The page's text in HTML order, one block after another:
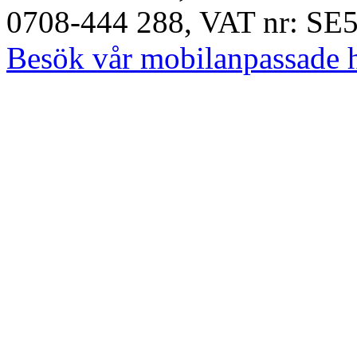
0708-444 288, VAT nr:
Besök vår mobilanpassade